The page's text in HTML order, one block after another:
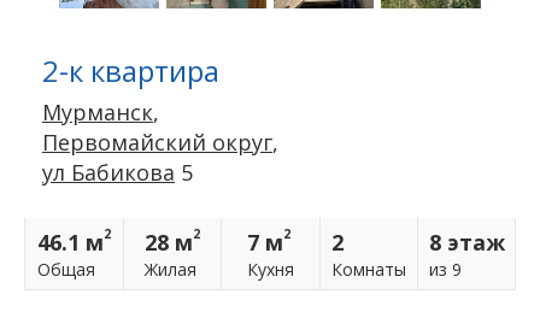
2-к квартира
Мурманск,
Первомайский округ,
ул Бабикова 5
46.1 м2
Общая
28 м2
Жилая
7 м2
Кухня
2
Комнаты
8 этаж
из 9